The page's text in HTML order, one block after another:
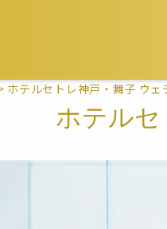
ホテルセトレ神戸・舞子 ウ
ホテル